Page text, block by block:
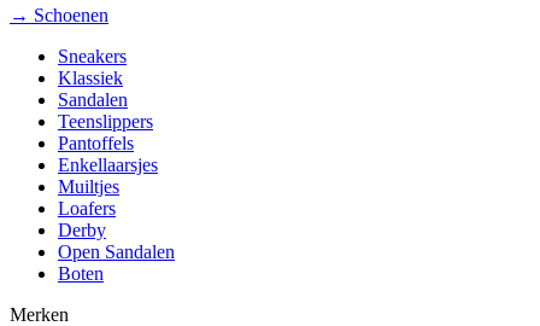
→ Schoenen
Sneakers
Klassiek
Sandalen
Teenslippers
Pantoffels
Enkellaarsjes
Muiltjes
Loafers
Derby
Open Sandalen
Boten
Merken